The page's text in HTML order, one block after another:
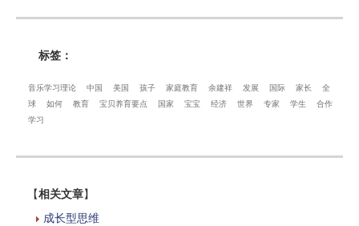
标签：
音乐学习理论 中国 美国 孩子 家庭教育 余建祥 发展 国际 家长
全
球
如何 教育 宝贝养育要点 国家 宝宝 经济 世界 专家 学生
合作
学习
【相关文章】
成长型思维